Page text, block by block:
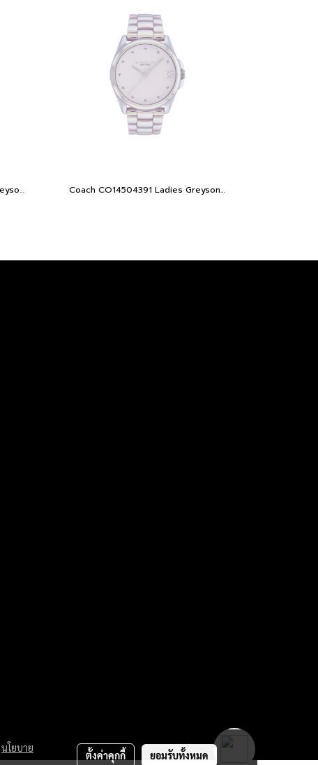
Coach CO14504390 Ladies Greyson Women's Watch Coach CO14504391 Ladies Greyson Women's Watch
นโยบาย
ตั้งค่าคุกกี้ ยอมรับทั้งหมด